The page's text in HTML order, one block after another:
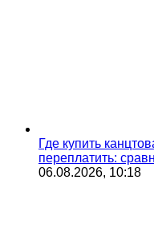
Где купить
переплатить:
06.08.2026, 10:18